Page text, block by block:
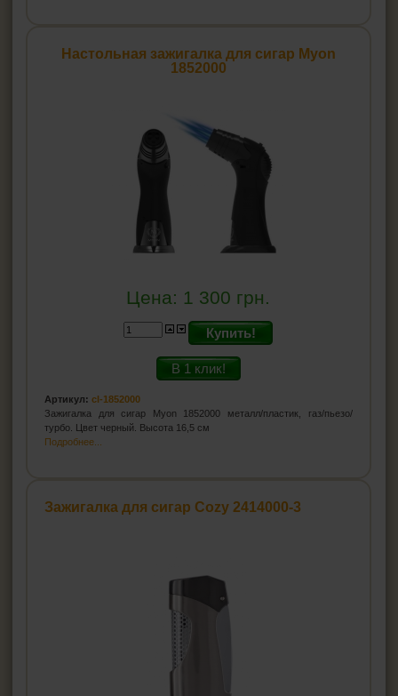
Настольная зажигалка для сигар Myon
1852000
Цена: 1 300 грн.
Купить!
В 1 клик!
Артикул: cl-1852000
Зажигалка для сигар Myon 1852000 металл/пластик, газ/пьезо/
турбо. Цвет черный. Высота 16,5 см
Подробнее...
Зажигалка для сигар Cozy 2414000-3